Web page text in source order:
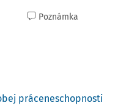
Poznámka
práceneschopnosti